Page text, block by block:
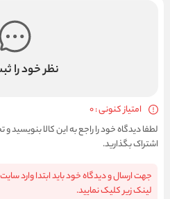
نظر خود را
امتیاز کنونی : 0
لطفا دیدگاه خود را راجع به این کالا بنویسید و
اشتراک بگذارید.
جهت ارسال و دیدگاه خود باید ابتدا وارد
لینک زیر کلیک نمایید.